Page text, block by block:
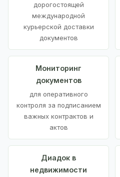
дорогостоящей
международной
курьерской доставки
документов
Мониторинг
документов
для оперативного
контроля за подписанием
важных контрактов и
актов
Диадок в
недвижимости